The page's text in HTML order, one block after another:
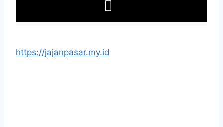
https://jajanpasar.my.id